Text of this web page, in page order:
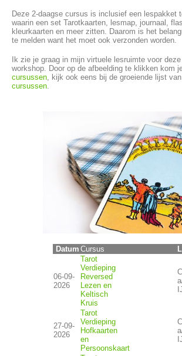
Deze 2-daagse cursus is inclusief een lespakket
waarin een set Tarotkaarten, lesmap, journaal,
kleurkaarten en meer zitten. Daarom is het
te melden want het moet ook verzonden worden.
Ik zie je graag in mijn virtuele lesruimte voor
workshop. Door op de afbeelding te klikken kom
cursussen, kijk ook eens bij de groeiende lijst van
cursussen.
Datum Cursus
06-09-
2026
Tarot
Verdieping
Reversed
Lezen en
Keltisch
Kruis
27-09-
2026
Tarot
Verdieping
Hofkaarten
en
Persoonskaart